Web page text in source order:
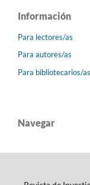
Información
Para lectores/as
Para autores/as
Para bibliotecarios/as
Navegar